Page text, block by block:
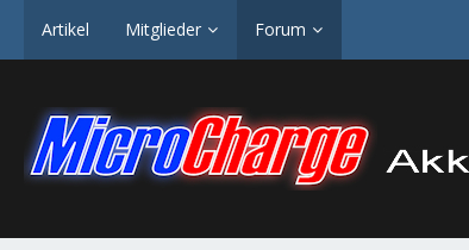
Artikel Mitglieder Forum